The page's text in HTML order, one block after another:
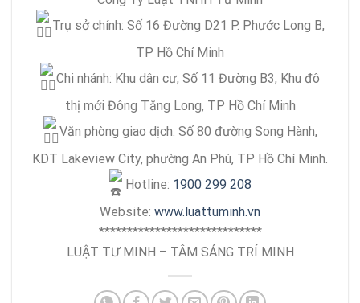
Trụ sở chính: Số 16 Đường D21 P. Phước Long B,
TP Hồ Chí Minh
Chi nhánh: Khu dân cư, Số 11 Đường B3, Khu đô
thị mới Đông Tăng Long, TP Hồ Chí Minh
Văn phòng giao dịch: Số 80 đường Song Hành,
KDT Lakeview City, phường An Phú, TP Hồ Chí Minh.
Hotline: 1900 299 208
Website: www.luattuminh.vn
*****************************
LUẬT TƯ MINH – TÂM SÁNG TRÍ MINH